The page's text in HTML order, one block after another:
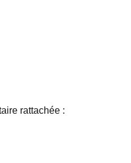
rattachée :